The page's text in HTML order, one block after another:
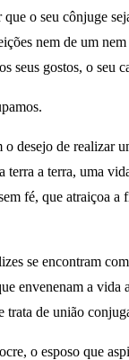
o seu cônjuge
nem de um
seus gostos, o seu
desejo de realizar
a terra, uma
fé, que atraiçoa
se encontram
envenenam a
de união
o esposo que